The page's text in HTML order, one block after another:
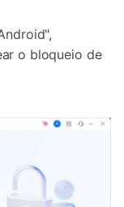
o bloqueio de